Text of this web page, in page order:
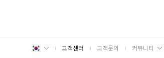
고객센터 고객문의 커뮤니티